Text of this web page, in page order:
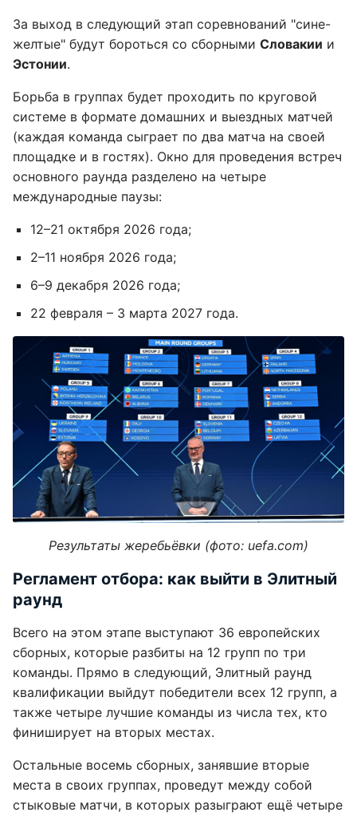
За выход в следующий этап соревнований "сине-
желтые" будут бороться со сборными Словакии и
Эстонии.
Борьба в группах будет проходить по круговой
системе в формате домашних и выездных матчей
(каждая команда сыграет по два матча на своей
площадке и в гостях). Окно для проведения встреч
основного раунда разделено на четыре
международные паузы:
12–21 октября 2026 года;
2–11 ноября 2026 года;
6–9 декабря 2026 года;
22 февраля – 3 марта 2027 года.
Результаты жеребьёвки (фото: uefa.com)
Регламент отбора: как выйти в Элитный
раунд
Всего на этом этапе выступают 36 европейских
сборных, которые разбиты на 12 групп по три
команды. Прямо в следующий, Элитный раунд
квалификации выйдут победители всех 12 групп, а
также четыре лучшие команды из числа тех, кто
финиширует на вторых местах.
Остальные восемь сборных, занявшие вторые
места в своих группах, проведут между собой
стыковые матчи, в которых разыграют ещё четыре